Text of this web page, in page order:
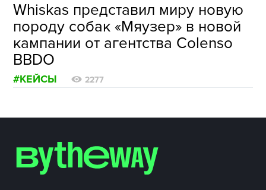
Whiskas представил миру новую
породу собак «Мяузер» в новой
кампании от агентства Colenso
BBDO
#КЕЙСЫ 2277
О ПРОЕКТЕ
РЕКЛАМА